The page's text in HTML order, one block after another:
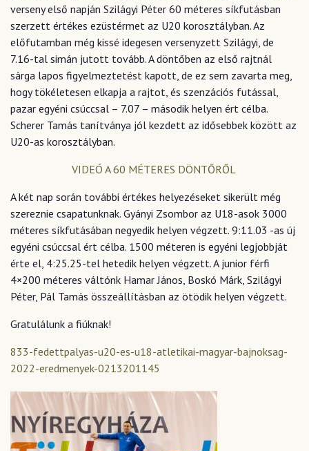
verseny első napján Szilágyi Péter 60 méteres síkfutásban
szerzett értékes ezüstérmet az U20 korosztályban. Az
előfutamban még kissé idegesen versenyzett Szilágyi, de
7.16-tal simán jutott tovább. A döntőben az első rajtnál
sárga lapos figyelmeztetést kapott, de ez sem zavarta meg,
hogy tökéletesen elkapja a rajtot, és szenzációs futással,
pazar egyéni csúccsal – 7.07 – második helyen ért célba.
Scherer Tamás tanítványa jól kezdett az idősebbek között az
U20-as korosztályban.
VIDEÓ A 60 MÉTERES DÖNTŐRŐL
A két nap során további értékes helyezéseket sikerült még
szereznie csapatunknak. Gyányi Zsombor az U18-asok 3000
méteres síkfutásában negyedik helyen végzett. 9:11.03 -as új
egyéni csúccsal ért célba. 1500 méteren is egyéni legjobbját
érte el, 4:25.25-tel hetedik helyen végzett. A junior férfi
4×200 méteres váltónk Hamar János, Boskó Márk, Szilágyi
Péter, Pál Tamás összeállításban az ötödik helyen végzett.
Gratulálunk a fiúknak!
833-fedettpalyas-u20-es-u18-atletikai-magyar-bajnoksag-
2022-eredmenyek-0213201145